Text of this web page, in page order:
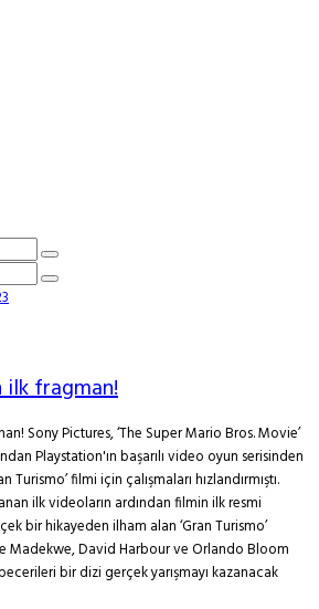
ilk fragman!
Sony Pictures, ‘The Super Mario Bros. Movie’
Playstation'ın başarılı video oyun serisinden
Turismo’ filmi için çalışmaları hızlandırmıştı.
ilk videoların ardından filmin ilk resmi
bir hikayeden ilham alan ‘Gran Turismo’
Madekwe, David Harbour ve Orlando Bloom
bir dizi gerçek yarışmayı kazanacak